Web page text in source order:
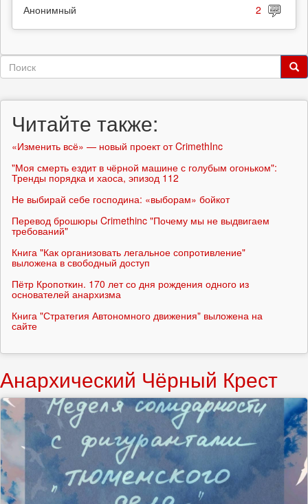
Анонимный 2
Форма
Читайте также:
«Изменить всё» — новый проект от CrimethInc
"Моя смерть ездит в чёрной машине с голубым огоньком":
Тренды порядка и хаоса, эпизод 112
Не выбирай себе господина: «выборам» бойкот
Перевод брошюры Crimethinc "Почему мы не выдвигаем
требований"
Книга "Как организовать легальное сопротивление"
выложена в свободный доступ
Пётр Кропоткин. 170 лет со дня рождения одного из
основателей анархизма
Книга "Стратегия Автономного движения" выложена на
сайте
Анархический Чёрный Крест